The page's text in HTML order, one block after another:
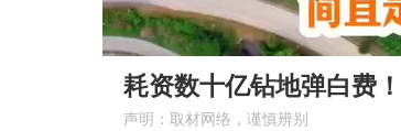
00:00
耗资数十亿钻地弹白费
声明：取材网络，谨慎辨别